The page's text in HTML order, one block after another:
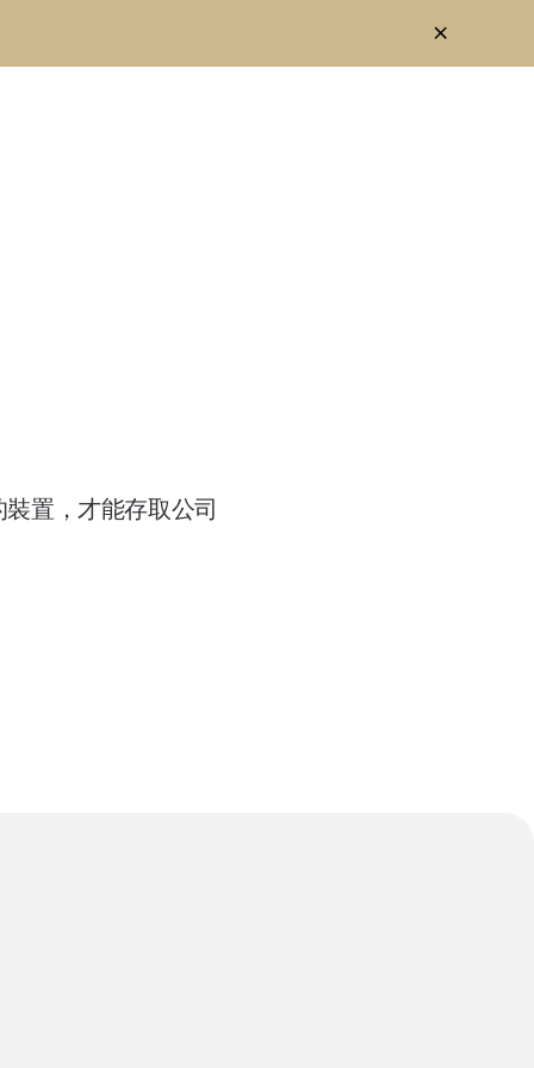
置，才能存取公司